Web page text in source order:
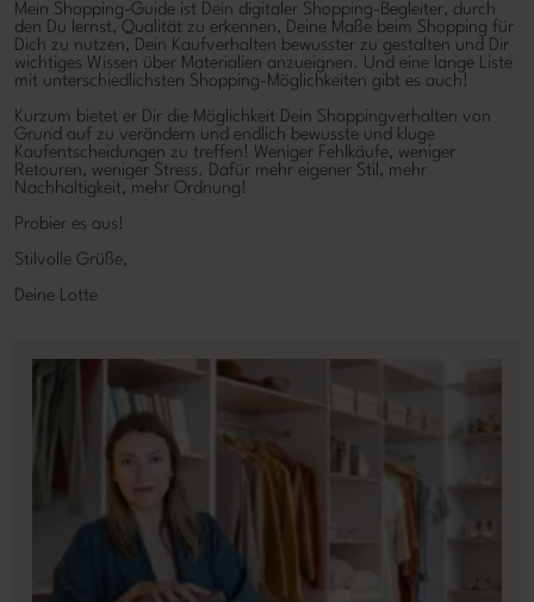
Mein Shopping-Guide ist Dein digitaler Shopping-Begleiter, durch
den Du lernst, Qualität zu erkennen, Deine Maße beim Shopping für
Dich zu nutzen, Dein Kaufverhalten bewusster zu gestalten und Dir
wichtiges Wissen über Materialien anzueignen. Und eine lange Liste
mit unterschiedlichsten Shopping-Möglichkeiten gibt es auch!
Kurzum bietet er Dir die Möglichkeit Dein Shoppingverhalten von
Grund auf zu verändern und endlich bewusste und kluge
Kaufentscheidungen zu treffen! Weniger Fehlkäufe, weniger
Retouren, weniger Stress. Dafür mehr eigener Stil, mehr
Nachhaltigkeit, mehr Ordnung!
Probier es aus!
Stilvolle Grüße,
Deine Lotte